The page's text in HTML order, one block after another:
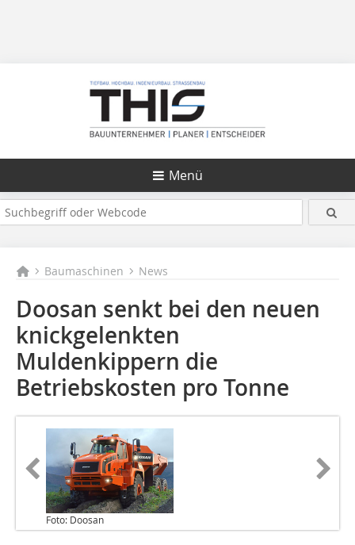
Menü
Baumaschinen News
Doosan senkt bei den neuen
knickgelenkten
Muldenkippern die
Betriebskosten pro Tonne
Foto: Doosan